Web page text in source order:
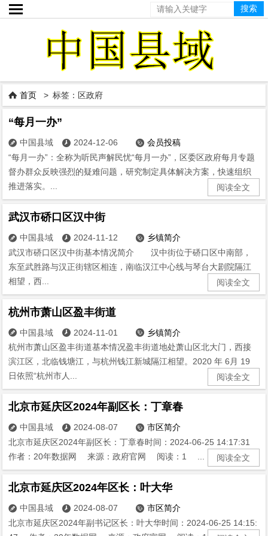

 首页 > 标签：区政府
“每月一办”
 中国县域  2024-12-06  会员投稿
“每月一办”：全称为听民声解民忧“每月一办”，区委区政府每月专题
督办群众反映强烈的疑难问题，研究制定具体解决方案，快速组织
推进落实。...
阅读全文
武汉市硚口区汉中街
 中国县域  2024-11-12  乡镇简介
武汉市硚口区汉中街基本情况简介 汉中街位于硚口区中南部，
东至武胜路与汉正街辖区相连，南临汉江中心线与琴台大剧院隔江
相望，西...
阅读全文
杭州市萧山区盈丰街道
 中国县域  2024-11-01  乡镇简介
杭州市萧山区盈丰街道基本情况盈丰街道地处萧山区北大门，西接
滨江区，北临钱塘江，与杭州钱江新城隔江相望。2020 年 6月 19
日依照“杭州市人...
阅读全文
北京市延庆区2024年副区长：丁章春
 中国县域  2024-08-07  市区简介
北京市延庆区2024年副区长：丁章春时间：2024-06-25 14:17:31
作者：20年数据网 来源：政府官网 阅读：1 ...
阅读全文
北京市延庆区2024年区长：叶大华
 中国县域  2024-08-07  市区简介
北京市延庆区2024年副书记区长：叶大华时间：2024-06-25 14:15: